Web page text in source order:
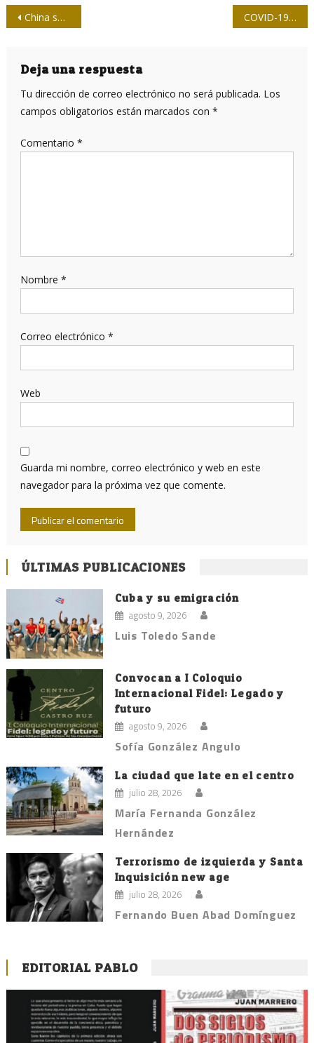
Navegación
entradas
China suspenderá importaciones de productos congelados en cuyos empaques ha encontrado coronavirus COVID-19: A nivel mundial han muerto la misma cantidad de trabajadores sanitarios que en la Primera Guerra Mundial
Deja una respuesta
Tu dirección de correo electrónico no será publicada. Los
campos obligatorios están marcados con *
Comentario *
Nombre *
Correo electrónico *
Web
Guarda mi nombre, correo electrónico y web en este
navegador para la próxima vez que comente.
ÚLTIMAS PUBLICACIONES
Cuba y su emigración
agosto 9, 2026
Luis Toledo Sande
Convocan a I Coloquio
Internacional Fidel: Legado y
futuro
agosto 9, 2026
Sofía González Angulo
La ciudad que late en el centro
julio 28, 2026
María Fernanda González
Hernández
Terrorismo de izquierda y Santa
Inquisición new age
julio 28, 2026
Fernando Buen Abad Domínguez
EDITORIAL PABLO